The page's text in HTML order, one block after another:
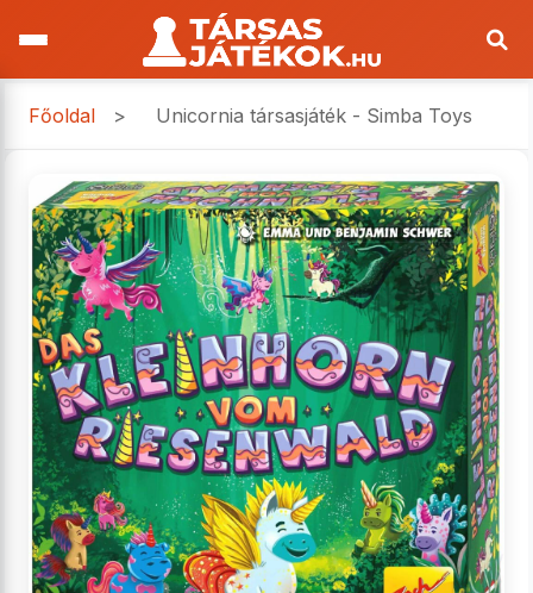
Főoldal > Unicornia társasjáték - Simba Toys